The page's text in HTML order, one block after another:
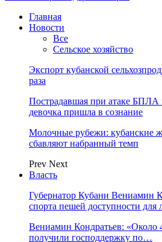
Главная
Новости
Все
Сельское хозяйство
Экспорт кубанской
раза
Пострадавшая при атаке
девочка пришла в сознание
Молочные рубежи: кубанские
сбавляют набранный темп
Prev Next
Власть
Губернатор Кубани Вениамин
спорта пешей доступности
Вениамин Кондратьев: «Около
получили господдержку по…